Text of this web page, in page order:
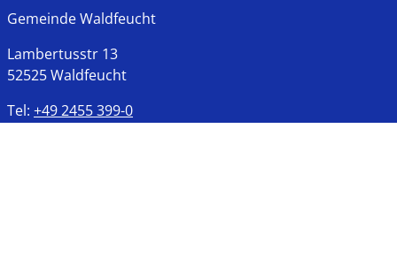
Gemeinde Waldfeucht
Lambertusstr 13
52525Waldfeucht
Tel: +49 2455 399-0